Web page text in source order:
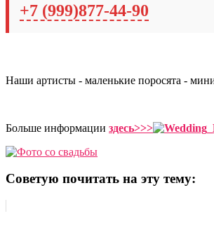
+7 (999)877-44-90
Наши артисты - маленькие поросята -
Больше информации здеcь>>>
Советую почитать на эту тему: